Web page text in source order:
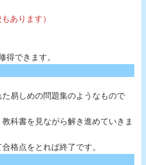
あります）
得できます。
易しめの問題集のようなもので
科書を見ながら解き進めていきま
格点をとれば終了です。